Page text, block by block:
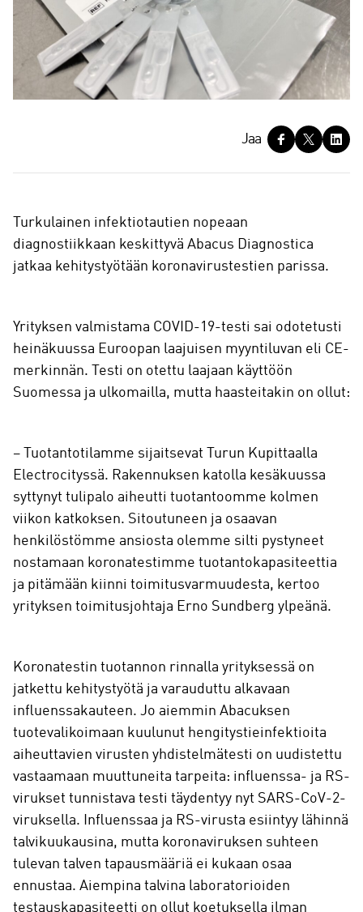
a
Jaa
Turkulainen infektiotautien nopeaan
diagnostiikkaan keskittyvä Abacus Diagnostica
jatkaa kehitystyötään koronavirustestien parissa.
Yrityksen valmistama COVID-19-testi sai odotetusti
heinäkuussa Euroopan laajuisen myyntiluvan eli CE-
merkinnän. Testi on otettu laajaan käyttöön
Suomessa ja ulkomailla, mutta haasteitakin on ollut:
– Tuotantotilamme sijaitsevat Turun Kupittaalla
Electrocityssä. Rakennuksen katolla kesäkuussa
syttynyt tulipalo aiheutti tuotantoomme kolmen
viikon katkoksen. Sitoutuneen ja osaavan
henkilöstömme ansiosta olemme silti pystyneet
nostamaan koronatestimme tuotantokapasiteettia
ja pitämään kiinni toimitusvarmuudesta, kertoo
yrityksen toimitusjohtaja Erno Sundberg ylpeänä.
Koronatestin tuotannon rinnalla yrityksessä on
jatkettu kehitystyötä ja varauduttu alkavaan
influenssakauteen. Jo aiemmin Abacuksen
tuotevalikoimaan kuulunut hengitystieinfektioita
aiheuttavien virusten yhdistelmätesti on uudistettu
vastaamaan muuttuneita tarpeita: influenssa- ja RS-
virukset tunnistava testi täydentyy nyt SARS-CoV-2-
viruksella. Influenssaa ja RS-virusta esiintyy lähinnä
talvikuukausina, mutta koronaviruksen suhteen
tulevan talven tapausmääriä ei kukaan osaa
ennustaa. Aiempina talvina laboratorioiden
testauskapasiteetti on ollut koetuksella ilman